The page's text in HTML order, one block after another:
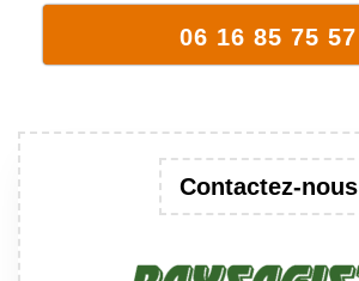
06 16 85 75 57
Contactez-nous